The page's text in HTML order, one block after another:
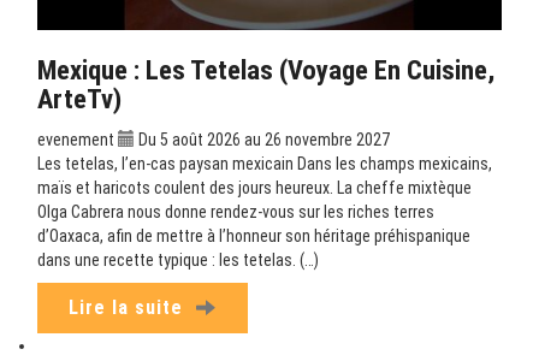
Mexique : Les Tetelas (Voyage En Cuisine,
ArteTv)
evenement
Du 5 août 2026 au 26 novembre 2027
Les tetelas, l’en-cas paysan mexicain Dans les champs mexicains,
maïs et haricots coulent des jours heureux. La cheffe mixtèque
Olga Cabrera nous donne rendez-vous sur les riches terres
d’Oaxaca, afin de mettre à l’honneur son héritage préhispanique
dans une recette typique : les tetelas. (…)
Lire la suite